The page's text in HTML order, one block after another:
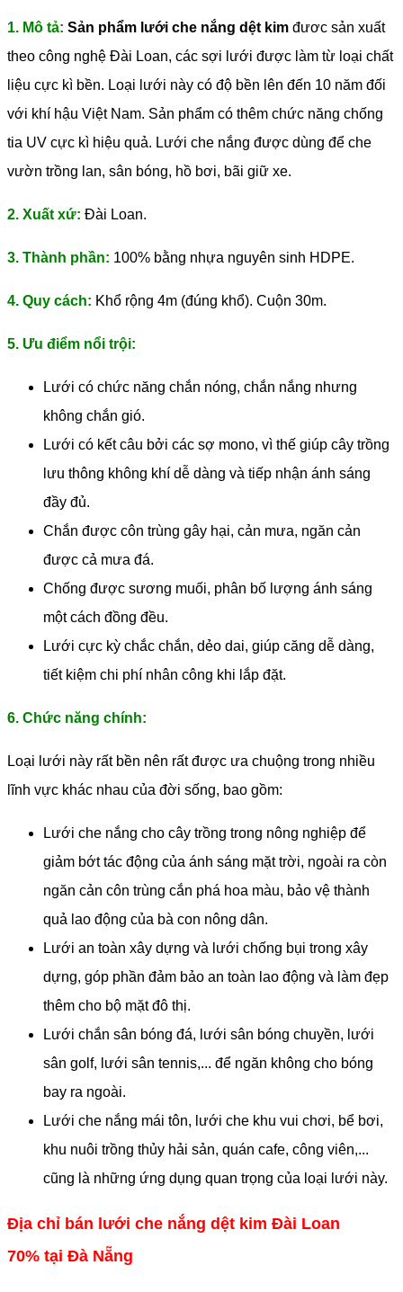
1. Mô tả: Sản phẩm lưới che nắng dệt kim đươc sản xuất
theo công nghệ Đài Loan, các sợi lưới được làm từ loại chất
liệu cực kì bền. Loại lưới này có độ bền lên đến 10 năm đối
với khí hậu Việt Nam. Sản phẩm có thêm chức năng chống
tia UV cực kì hiệu quả. Lưới che nắng được dùng để che
vườn trồng lan, sân bóng, hồ bơi, bãi giữ xe.
2. Xuất xứ: Đài Loan.
3. Thành phần: 100% bằng nhựa nguyên sinh HDPE.
4. Quy cách: Khổ rộng 4m (đúng khổ). Cuộn 30m.
5. Ưu điểm nổi trội:
Lưới có chức năng chắn nóng, chắn nắng nhưng
không chắn gió.
Lưới có kết câu bởi các sợ mono, vì thế giúp cây trồng
lưu thông không khí dễ dàng và tiếp nhận ánh sáng
đầy đủ.
Chắn được côn trùng gây hại, cản mưa, ngăn cản
được cả mưa đá.
Chống được sương muối, phân bố lượng ánh sáng
một cách đồng đều.
Lưới cực kỳ chắc chắn, dẻo dai, giúp căng dễ dàng,
tiết kiệm chi phí nhân công khi lắp đặt.
6. Chức năng chính:
Loại lưới này rất bền nên rất được ưa chuộng trong nhiều
lĩnh vực khác nhau của đời sống, bao gồm:
Lưới che nắng cho cây trồng trong nông nghiệp để
giảm bớt tác động của ánh sáng mặt trời, ngoài ra còn
ngăn cản côn trùng cắn phá hoa màu, bảo vệ thành
quả lao động của bà con nông dân.
Lưới an toàn xây dựng và lưới chống bụi trong xây
dựng, góp phần đảm bảo an toàn lao động và làm đẹp
thêm cho bộ mặt đô thị.
Lưới chắn sân bóng đá, lưới sân bóng chuyền, lưới
sân golf, lưới sân tennis,... để ngăn không cho bóng
bay ra ngoài.
Lưới che nắng mái tôn, lưới che khu vui chơi, bể bơi,
khu nuôi trồng thủy hải sản, quán cafe, công viên,...
cũng là những ứng dụng quan trọng của loại lưới này.
Địa chỉ bán lưới che nắng dệt kim Đài Loan
70% tại Đà Nẵng